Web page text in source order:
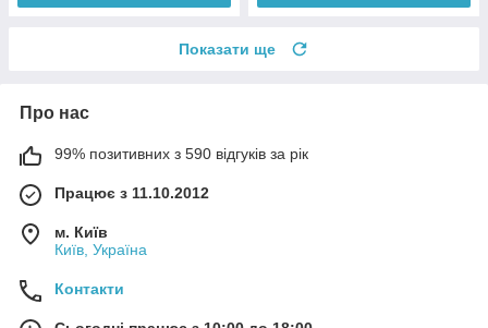
Показати ще
Про нас
99% позитивних з 590 відгуків за рік
Працює з 11.10.2012
м. Київ
Київ, Україна
Контакти